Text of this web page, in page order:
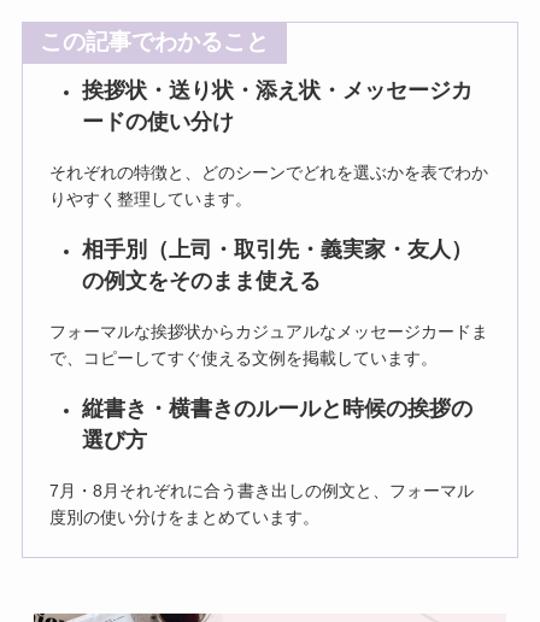
この記事でわかること
挨拶状・送り状・添え状・メッセージカ
ードの使い分け
それぞれの特徴と、どのシーンでどれを選ぶかを表でわか
りやすく整理しています。
相手別（上司・取引先・義実家・友人）
の例文をそのまま使える
フォーマルな挨拶状からカジュアルなメッセージカードま
で、コピーしてすぐ使える文例を掲載しています。
縦書き・横書きのルールと時候の挨拶の
選び方
7月・8月それぞれに合う書き出しの例文と、フォーマル
度別の使い分けをまとめています。